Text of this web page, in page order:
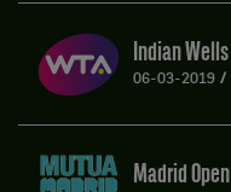
Indian Wells
06-03-2019 /
Madrid Open